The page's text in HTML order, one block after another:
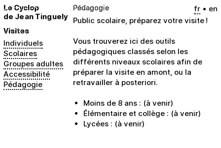
fr en
Le Cyclop
de Jean Tinguely
Visites
Individuels
Scolaires
Groupes adultes
Accessibilité
Pédagogie
Pédagogie
Public scolaire, préparez votre visite !
Vous trouverez ici des outils
pédagogiques classés selon les
différents niveaux scolaires afin de
préparer la visite en amont, ou la
retravailler à posteriori.
Moins de 8 ans : (à venir)
Élémentaire et collège : (à venir)
Lycées : (à venir)